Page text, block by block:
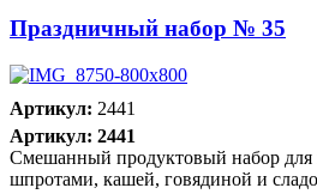
Праздничный набор № 35
Артикул: 2441
Артикул: 2441
Смешанный продуктовый набор для
шпротами, кашей, говядиной и